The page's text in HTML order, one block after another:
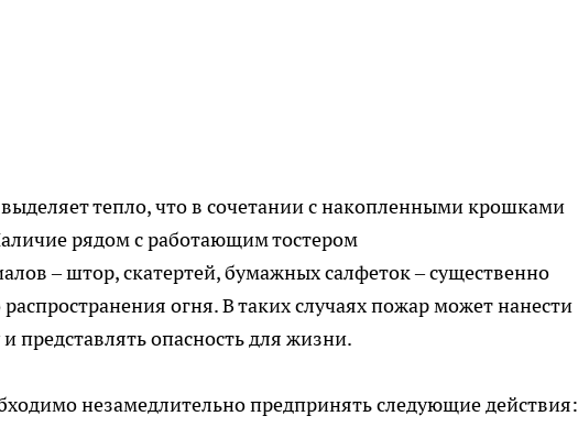
тепло, что в сочетании с накопленными крошками
рядом с работающим тостером
– штор, скатертей, бумажных салфеток – существенно
огня. В таких случаях пожар может нанести
представлять опасность для жизни.
незамедлительно предпринять следующие действия: